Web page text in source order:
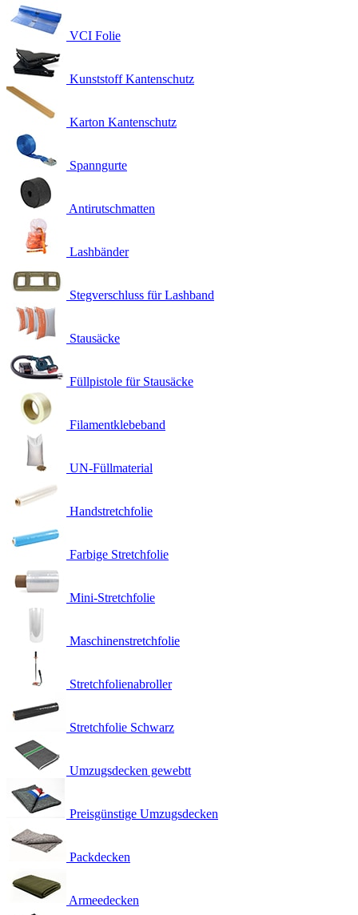
VCI Folie
Kunststoff Kantenschutz
Karton Kantenschutz
Spanngurte
Antirutschmatten
Lashbänder
Stegverschluss für Lashband
Stausäcke
Füllpistole für Stausäcke
Filamentklebeband
UN-Füllmaterial
Handstretchfolie
Farbige Stretchfolie
Mini-Stretchfolie
Maschinenstretchfolie
Stretchfolienabroller
Stretchfolie Schwarz
Umzugsdecken gewebtt
Preisgünstige Umzugsdecken
Packdecken
Armeedecken